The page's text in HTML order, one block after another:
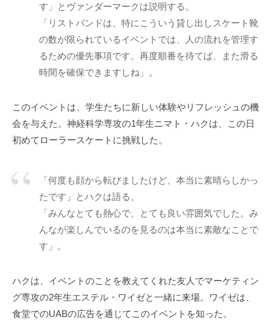
す」とヴァンダーマークは説明する。
「リストバンドは、特にこういう貸し出しスケート靴
の数が限られているイベントでは、人の流れを管理す
るための優先事項です。再度順番を待てば、また滑る
時間を確保できますしね」。
このイベントは、学生たちに新しい体験やリフレッシュの機
会を与えた。神経科学専攻の1年生ニマト・ハクは、この日
初めてローラースケートに挑戦した。
「何度も顔から転びましたけど、本当に素晴らしかっ
たです」とハクは語る。
「みんなとても熱心で、とても良い雰囲気でした。み
んなが楽しんでいるのを見るのは本当に素敵なことで
す」。
ハクは、イベントのことを教えてくれた友人でマーケティン
グ専攻の2年生エステル・ワイゼと一緒に来場。ワイゼは、
食堂でのUABの広告を通じてこのイベントを知った。